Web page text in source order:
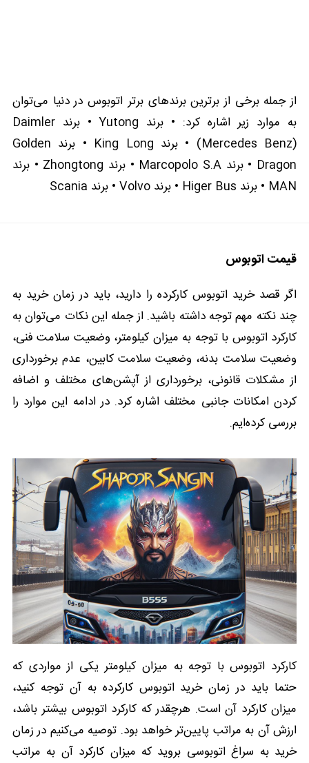
از جمله برخی از برترین برندهای برتر ا‌تو‌بو‌س در دنیا می‌توان
به موارد زیر اشاره کرد: • برند Yutong • برند Daimler
(Mercedes Benz) • برند King Long • برند Golden
Dragon • برند Marcopolo S.A • برند Zhongtong • برند
MAN • برند Higer Bus • برند Volvo • برند Scania
قیمت اتوبوس
اگر قصد خرید ا‌تو‌بو‌س کارکرده را دارید، باید در زمان خرید به
چند نکته مهم توجه داشته باشید. از جمله این نکات می‌توان به
کارکرد اتوبوس با توجه به میزان کیلومتر، وضعیت سلامت فنی،
وضعیت سلامت بدنه، وضعیت سلامت کابین، عدم برخورداری
از مشکلات قانونی، برخورداری از آپشن‌های مختلف و اضافه
کردن امکانات جانبی مختلف اشاره کرد. در ادامه این موارد را
بررسی کرده‌ایم.
کارکرد اتوبوس با توجه به میزان کیلومتر یکی از مواردی که
حتما باید در زمان خرید اتوبوس کارکرده به آن توجه کنید،
میزان کارکرد آن است. هرچقدر که کارکرد اتوبوس بیشتر باشد،
ارزش آن به مراتب پایین‌تر خواهد بود. توصیه می‌کنیم در زمان
خرید به سراغ اتوبوسی بروید که میزان کارکرد آن به مراتب